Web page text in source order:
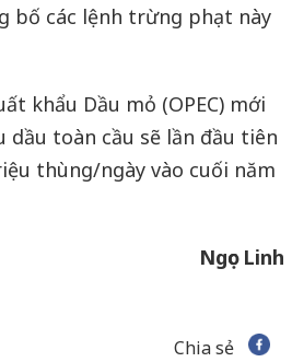
bố các lệnh trừng phạt này
khẩu Dầu mỏ (OPEC) mới
dầu toàn cầu sẽ lần đầu tiên
thùng/ngày vào cuối năm
Ngọc Linh
Chia sẻ